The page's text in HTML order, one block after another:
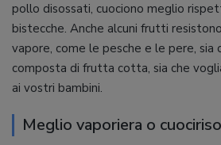
pollo disossati, cuociono meglio
bistecche. Anche alcuni frutti
vapore, come le pesche e le pere, sia
composta di frutta cotta, sia che
ai vostri bambini.
Meglio vaporiera o